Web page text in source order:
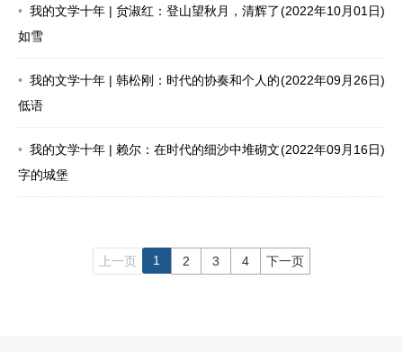
(2022年10月01日)
我的文学十年 | 贠淑红：登山望秋月，清辉了
如雪
(2022年09月26日)
我的文学十年 | 韩松刚：时代的协奏和个人的
低语
(2022年09月16日)
我的文学十年 | 赖尔：在时代的细沙中堆砌文
字的城堡
上一页 1 2 3 4 下一页